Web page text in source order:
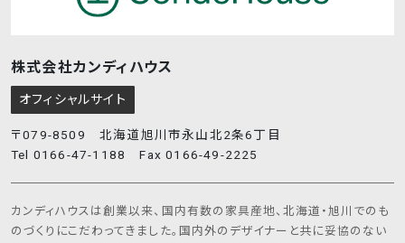
株式会社カンディハウス
オフィシャルサイト
〒079-8509 北海道旭川市永山北2条6丁目
Tel 0166-47-1188 Fax 0166-49-2225
カンディハウスは創業以来、国内有数の家具産地、北海道・旭川でのも
のづくりにこだわってきました。国内外のデザイナーと共に妥協のない